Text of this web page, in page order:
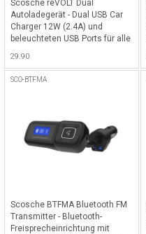
Scosche reVOLT Dual
Autoladegerät - Dual USB Car
Charger 12W (2.4A) und
beleuchteten USB Ports für alle
29.90
SCO-BTFMA
Scosche BTFMA Bluetooth FM
Transmitter - Bluetooth-
Freisprecheinrichtung mit